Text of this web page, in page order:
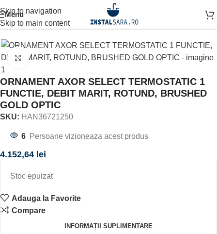
Skip to navigation
Skip to main content
Menu
Prima pagină ORNAMENT BATERIE
Click to enlarge
ORNAMENT AXOR SELECT TERMOSTATIC 1
FUNCTIE, DEBIT MARIT, ROTUND, BRUSHED
GOLD OPTIC
SKU: HAN36721250
6 Persoane vizioneaza acest produs
4.152,64 lei
Stoc epuizat
Adauga la Favorite
Compare
INFORMAȚII SUPLIMENTARE